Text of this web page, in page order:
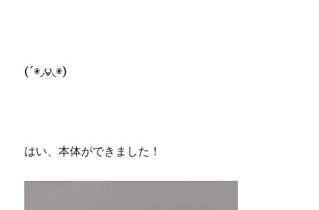
(´◉◞౪◟◉)
はい、本体ができました！